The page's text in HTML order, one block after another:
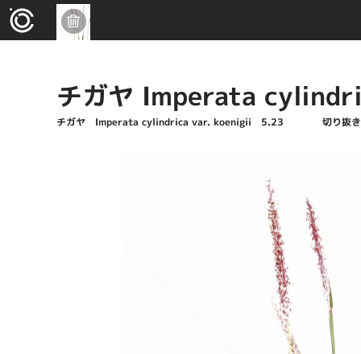
チガヤ Imperata
チガヤ Imperata cylindrica var. koenigii 5.23 切り抜